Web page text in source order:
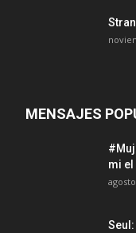
MENSAJES
mi el